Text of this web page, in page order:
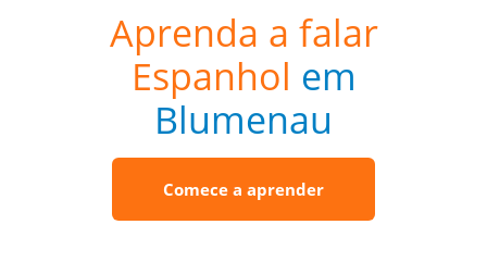
Aprenda a falar
Espanhol em
Blumenau
Comece a aprender